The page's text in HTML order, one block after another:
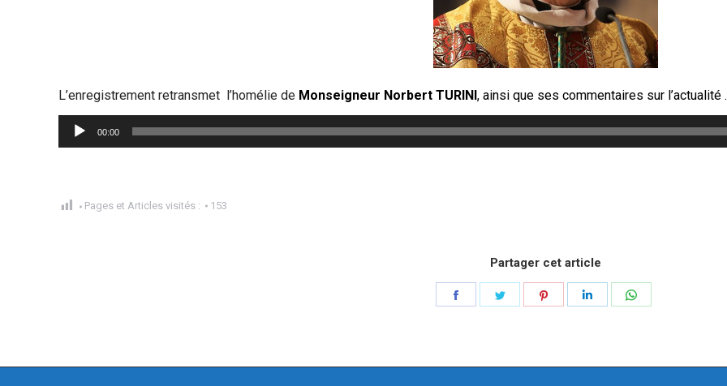
L’enregistrement retransmet l’homélie de Monseigneur Norbert TURINI, ainsi que ses commentaires sur l’actualité
Lecteur
audio
00:00
Pages et Articles visités : 153
Partager cet article